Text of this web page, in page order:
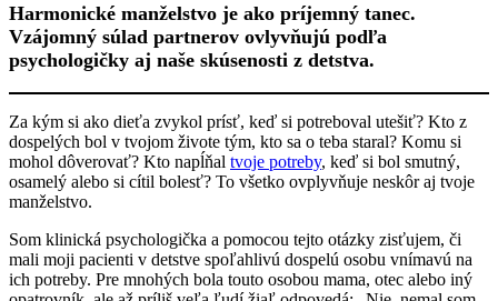
Harmonické manželstvo je ako príjemný tanec.
Vzájomný súlad partnerov ovlyvňujú podľa
psychologičky aj naše skúsenosti z detstva.
Za kým si ako dieťa zvykol prísť, keď si potreboval utešiť? Kto z
dospelých bol v tvojom živote tým, kto sa o teba staral? Komu si
mohol dôverovať? Kto napĺňal tvoje potreby, keď si bol smutný,
osamelý alebo si cítil bolesť? To všetko ovplyvňuje neskôr aj tvoje
manželstvo.
Som klinická psychologička a pomocou tejto otázky zisťujem, či
mali moji pacienti v detstve spoľahlivú dospelú osobu vnímavú na
ich potreby. Pre mnohých bola touto osobou mama, otec alebo iný